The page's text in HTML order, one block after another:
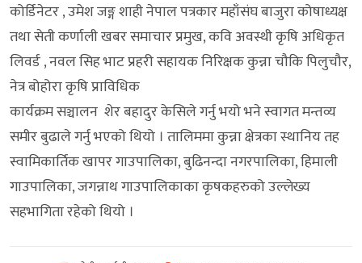
कोर्डिनेटर , उमेश जङ्ग शाही नेपाल पत्रकार महाँसंघ बाजुरा कोषाध्यक्ष
तथा सेती कर्णाली खबर समाचार प्रमुख, कवि अवस्थी कृषि अधिकृत
लिवर्ड , नवल सिह भाट प्रहरी सहायक निरिक्षक कुन्ना चौकि पिलुचौर,
नेत्र बोहोरा कृषि प्राविधिक
कार्यक्रम सञ्चालन शेर बहादुर केसिले गर्नु भयो भने स्वागत मन्तव्य
समीर बुढाले गर्नु भएको थियो । तालिममा कुन्ना क्षेत्रका स्थानिय तह
स्वामिकार्तिक खापर गाउपालिका, बुढिनन्दा नगरपालिका, हिमाली
गाउपालिका, जगन्नाथ गाउपालिकाका कृषकहरुको उल्लेख्य
सहभागिता रहेको थियो ।